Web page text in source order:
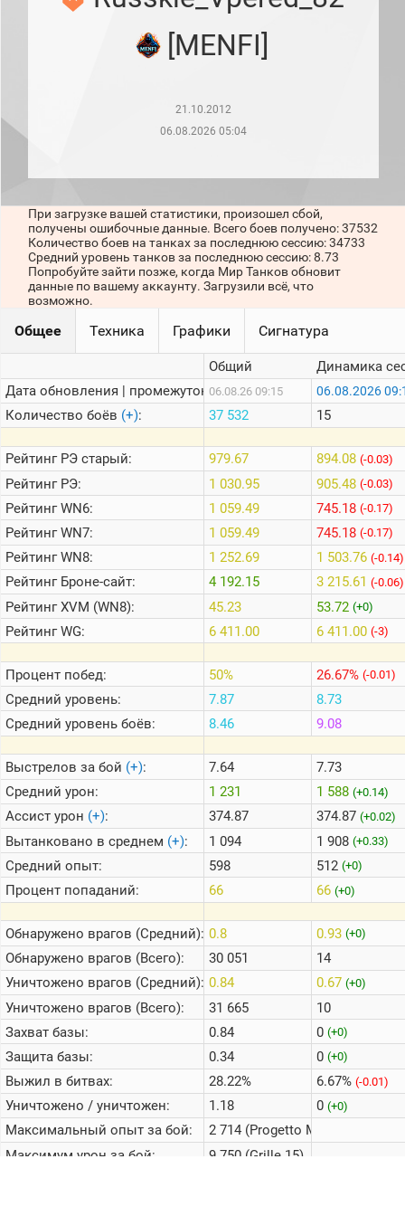
игроков
Кланы
Статистика
стримеров
Информация
Онлайн
Цветовая
шкала
Теlegram
ВК
Портал
Мира
Танков
[MENFI]
21.10.2012
06.08.2026 05:04
При загрузке вашей статистики, произошел сбой,
получены ошибочные данные. Всего боев получено: 37532
Количество боев на танках за последнюю сессию: 34733
Средний уровень танков за последнюю сессию: 8.73
Попробуйте зайти позже, когда Мир Танков обновит
данные по вашему аккаунту. Загрузили всё, что
возможно.
Общее Техника Графики Сигнатура
Дата обновления | промежуток:
Количество боёв (+):
РейтингРЭ старый:
РейтингРЭ:
РейтингWN6:
РейтингWN7:
РейтингWN8:
РейтингБроне-сайт:
РейтингXVM (WN8):
РейтингWG:
Процент побед:
Средний уровень:
Средний уровень боёв:
Выстрелов за бой (+):
Средний урон:
Ассист урон (+):
Вытанковано в среднем (+):
Средний опыт:
Процент попаданий:
Обнаружено врагов (Средний):
Обнаружено врагов (Всего):
Уничтожено врагов (Средний):
Уничтожено врагов (Всего):
Захват базы:
Защита базы:
Выжил в битвах:
Уничтожено / уничтожен:
Максимальный опыт за бой:
Максимум урон за бой:
Общий
06.08.26 09:15
37 532
979.67
1 030.95
1 059.49
1 059.49
1 252.69
4 192.15
45.23
6 411.00
50%
7.87
8.46
7.64
1 231
374.87
1 094
598
66
0.8
30 051
0.84
31 665
0.84
0.34
28.22%
1.18
2 714 (Progetto M35 mod. 46)
9 750 (Grille 15)
Динамика
06.08.2026
15
894.08 (-0.03)
905.48 (-0.03)
745.18 (-0.17)
745.18 (-0.17)
1 503.76 (-0.14)
3 215.61 (-0.06)
53.72 (+0)
6 411.00 (-3)
26.67% (-0.01)
8.73
9.08
7.73
1 588 (+0.14)
374.87 (+0.02)
1 908 (+0.33)
512 (+0)
66 (+0)
0.93 (+0)
14
0.67 (+0)
10
0 (+0)
0 (+0)
6.67% (-0.01)
0 (+0)